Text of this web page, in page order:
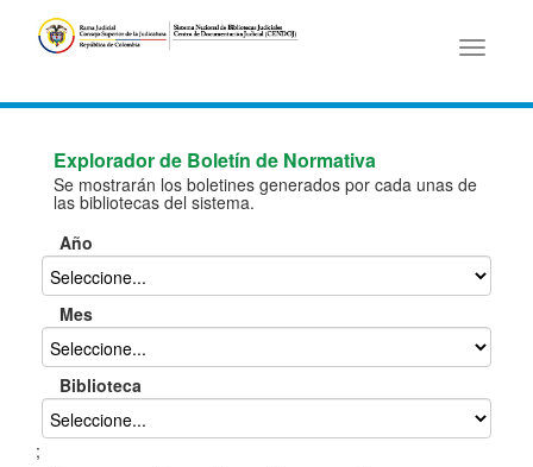
Toggle
Explorador de Boletín de Normativa
Se mostrarán los boletines generados por cada unas de
las bibliotecas del sistema.
Año
Mes
Biblioteca
;